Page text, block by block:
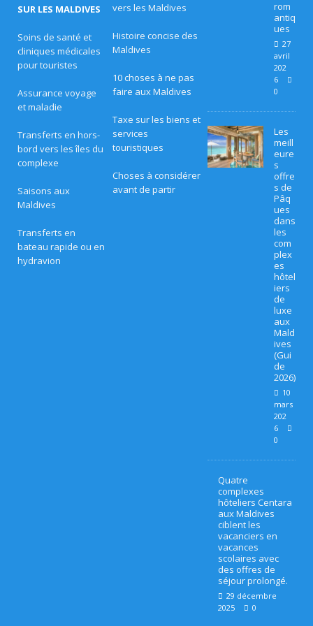
ES
[
0
2
SUR LES MALDIVES
Soins de santé et
cliniques médicales
pour touristes
Assurance voyage
et maladie
Transferts en hors-
bord vers les îles du
complexe
Saisons aux
Maldives
Transferts en
bateau rapide ou en
hydravion
vers les Maldives
Histoire concise des
Maldives
10 choses à ne pas
faire aux Maldives
Taxe sur les biens et
services
touristiques
Choses à considérer
avant de partir
rom
antiq
ues
27
avril
202
6
0
Les
meill
eure
s
offre
s de
Pâq
ues
dans
les
com
plex
es
hôtel
iers
de
luxe
aux
Mald
ives
(Gui
de
2026)
10
mars
202
6
0
Quatre
complexes
hôteliers Centara
aux Maldives
ciblent les
vacanciers en
vacances
scolaires avec
des offres de
séjour prolongé.
29 décembre
2025
0